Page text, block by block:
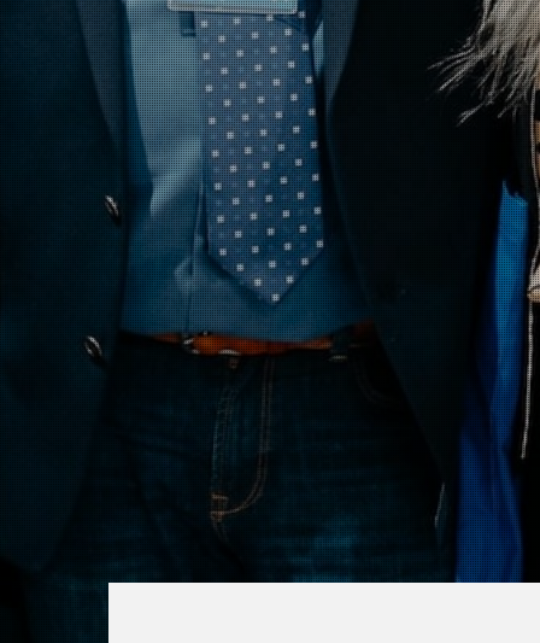
Stampa